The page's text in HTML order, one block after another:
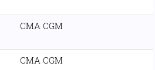
CMA CGM
CMA CGM